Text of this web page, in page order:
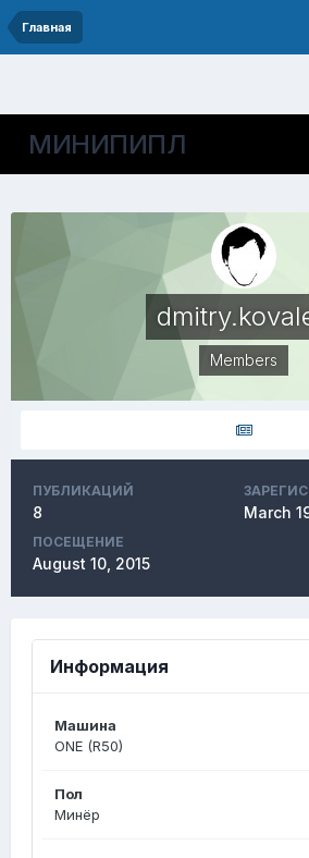
Главная
МИНИПИПЛ
Members
ПУБЛИКАЦИЙ
8 March
ПОСЕЩЕНИЕ
August 10, 2015
Информация
Машина
ONE (R50)
Пол
Минёр